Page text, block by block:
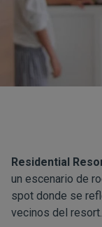
Residential
un escenario de
spot donde se
vecinos del resort.